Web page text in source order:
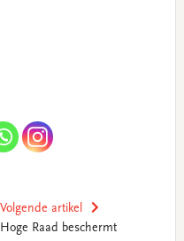
Volgende artikel
Hoge Raad beschermt